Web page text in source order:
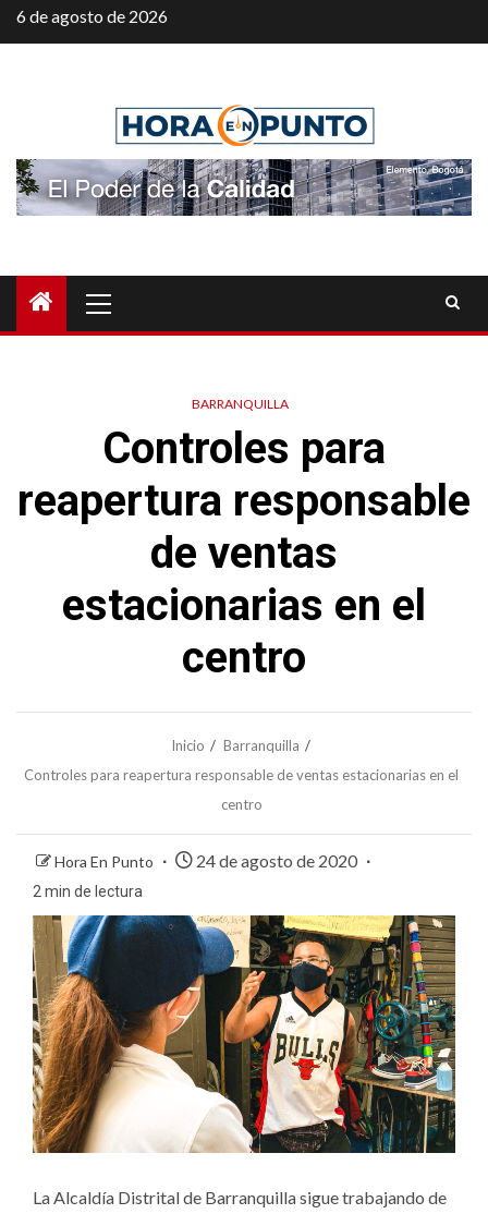
Saltar
al
6 de agosto de 2026
principal
BARRANQUILLA
Controles para
reapertura responsable
de ventas
estacionarias en el
centro
Inicio
Barranquilla
Controles para reapertura responsable de ventas estacionarias en el
centro
Hora En Punto 24 de agosto de 2020
2 min de lectura
La Alcaldía Distrital de Barranquilla sigue trabajando de